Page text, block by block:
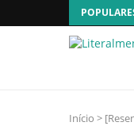
Início >